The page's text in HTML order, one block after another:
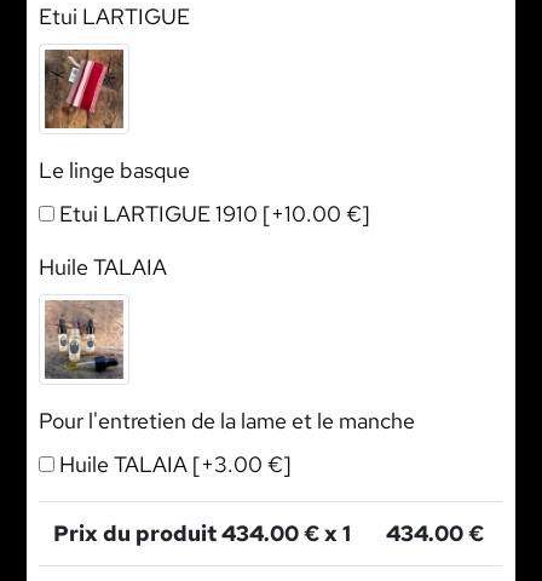
Etui LARTIGUE
Le linge basque
Etui LARTIGUE 1910 [+10.00 €]
Huile TALAIA
Pour l'entretien de la lame et le manche
Huile TALAIA [+3.00 €]
Prix du produit434.00€ x 1 434.00€